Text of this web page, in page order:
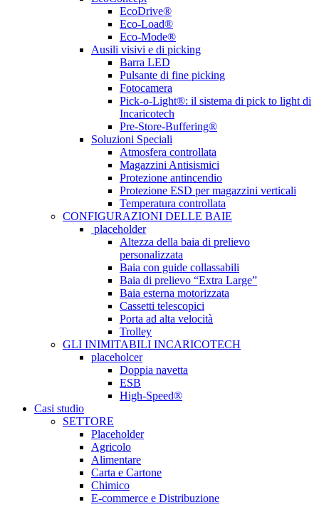
EcoDrive®
Eco-Load®
Eco-Mode®
Ausili visivi e di picking
Barra LED
Pulsante di fine picking
Fotocamera
Pick-o-Light®: il sistema di pick to light di
Incaricotech
Pre-Store-Buffering®
Soluzioni Speciali
Atmosfera controllata
Magazzini Antisismici
Protezione antincendio
Protezione ESD per magazzini verticali
Temperatura controllata
CONFIGURAZIONI DELLE BAIE
placeholder
Altezza della baia di prelievo
personalizzata
Baia con guide collassabili
Baia di prelievo “Extra Large”
Baia esterna motorizzata
Cassetti telescopici
Porta ad alta velocità
Trolley
GLI INIMITABILI INCARICOTECH
placeholcer
Doppia navetta
ESB
High-Speed®
Casi studio
SETTORE
Placeholder
Agricolo
Alimentare
Carta e Cartone
Chimico
E-commerce e Distribuzione